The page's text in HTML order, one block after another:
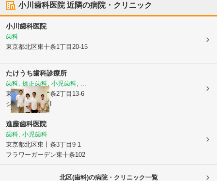
小川歯科医院近隣の病院・クリニック
小川歯科医院
歯科
東京都北区東十条1丁目20-15
たけうち歯科診療所
歯科, 矯正歯科, 小児歯科, ...
東京都北区
中十条2丁目13-6
シェーンハイトI
進藤歯科医院
歯科, 小児歯科
東京都北区東十条3丁目9-1
フラワーガーデン東十条102
北区(歯科)の病院・クリニック一覧